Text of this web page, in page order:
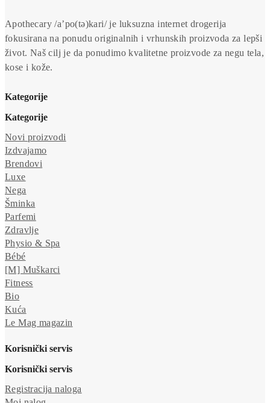
Apothecary /a’po(tə)kari/ je luksuzna internet drogerija
fokusirana na ponudu originalnih i vrhunskih proizvoda za lepši
život. Naš cilj je da ponudimo kvalitetne proizvode za negu tela,
kose i kože.
Kategorije
Kategorije
Novi proizvodi
Izdvajamo
Brendovi
Luxe
Nega
Šminka
Parfemi
Zdravlje
Physio & Spa
Bébé
[M] Muškarci
Fitness
Bio
Kuća
Le Mag magazin
Korisnički servis
Korisnički servis
Registracija naloga